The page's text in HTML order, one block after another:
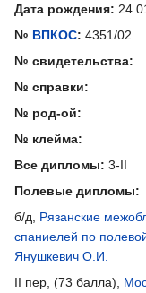
Дата рождения:
№ ВПКОС: 4351/02
№ свидетельства:
№ справки:
№ род-ой:
№ клейма:
Все дипломы: 3-II
Полевые дипломы:
б/д, Рязанские
спаниелей по
Янушкевич О.И.
II пер, (73 балла),